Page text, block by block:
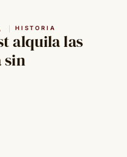
HISTORIA
alquila las
sin